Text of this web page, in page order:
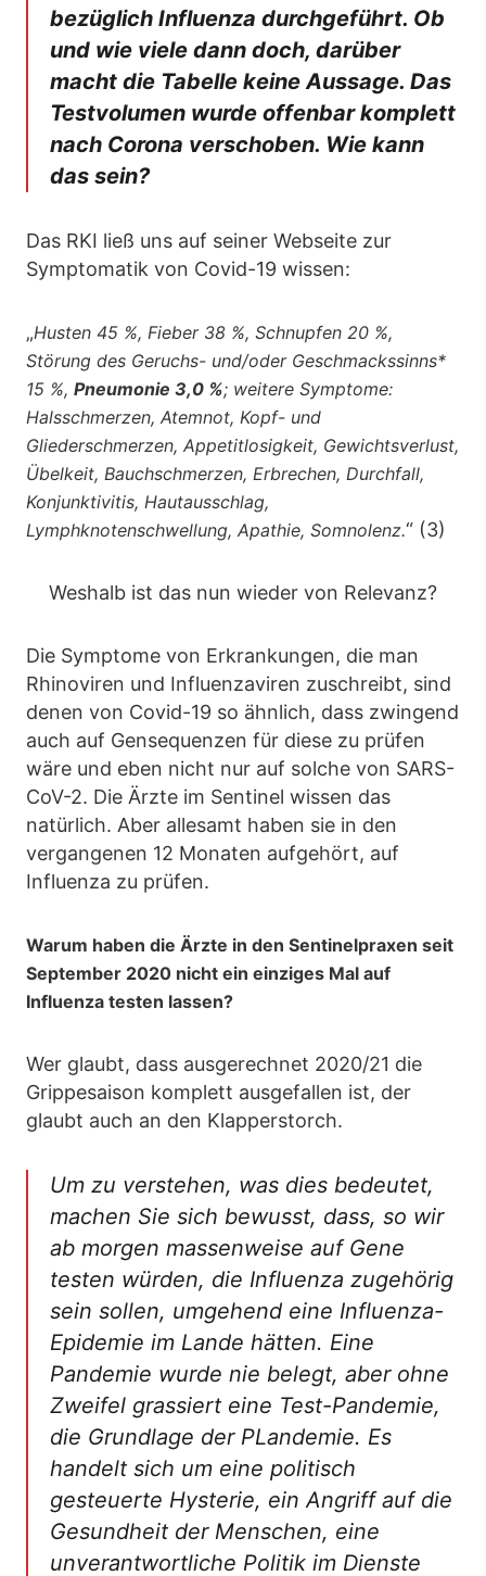
bezüglich Influenza durchgeführt. Ob
und wie viele dann doch, darüber
macht die Tabelle keine Aussage. Das
Testvolumen wurde offenbar komplett
nach Corona verschoben. Wie kann
das sein?
Das RKI ließ uns auf seiner Webseite zur
Symptomatik von Covid-19 wissen:
„Husten 45 %, Fieber 38 %, Schnupfen 20 %,
Störung des Geruchs- und/oder Geschmackssinns*
15 %, Pneumonie 3,0 %; weitere Symptome:
Halsschmerzen, Atemnot, Kopf- und
Gliederschmerzen, Appetitlosigkeit, Gewichtsverlust,
Übelkeit, Bauchschmerzen, Erbrechen, Durchfall,
Konjunktivitis, Hautausschlag,
Lymphknotenschwellung, Apathie, Somnolenz.“ (3)
Weshalb ist das nun wieder von Relevanz?
Die Symptome von Erkrankungen, die man
Rhinoviren und Influenzaviren zuschreibt, sind
denen von Covid-19 so ähnlich, dass zwingend
auch auf Gensequenzen für diese zu prüfen
wäre und eben nicht nur auf solche von SARS-
CoV-2. Die Ärzte im Sentinel wissen das
natürlich. Aber allesamt haben sie in den
vergangenen 12 Monaten aufgehört, auf
Influenza zu prüfen.
Warum haben die Ärzte in den Sentinelpraxen seit
September 2020 nicht ein einziges Mal auf
Influenza testen lassen?
Wer glaubt, dass ausgerechnet 2020/21 die
Grippesaison komplett ausgefallen ist, der
glaubt auch an den Klapperstorch.
Um zu verstehen, was dies bedeutet,
machen Sie sich bewusst, dass, so wir
ab morgen massenweise auf Gene
testen würden, die Influenza zugehörig
sein sollen, umgehend eine Influenza-
Epidemie im Lande hätten. Eine
Pandemie wurde nie belegt, aber ohne
Zweifel grassiert eine Test-Pandemie,
die Grundlage der PLandemie. Es
handelt sich um eine politisch
gesteuerte Hysterie, ein Angriff auf die
Gesundheit der Menschen, eine
unverantwortliche Politik im Dienste